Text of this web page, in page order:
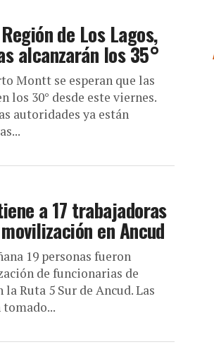
de Los Lagos,
alcanzarán los 35°
Montt se esperan que las
los 30° desde este viernes.
autoridades ya están
a 17 trabajadoras
en Ancud
19 personas fueron
de funcionarias de
Ruta 5 Sur de Ancud. Las